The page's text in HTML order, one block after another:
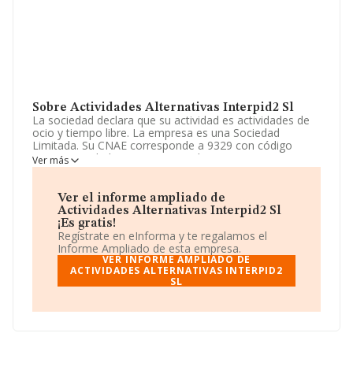
Sobre Actividades Alternativas Interpid2 Sl
La sociedad declara que su actividad es actividades de
ocio y tiempo libre. La empresa es una Sociedad
Limitada. Su CNAE corresponde a 9329 con código
'Otras actividades recreativas y de entretenimiento'. La
compañía no tiene actividad en mercados exteriores.
Su correo esinterpid2@yahoo.es.
La empresaActividades Alternativas Interpid2 S.L
NIF B84282524, está situada en Calle Juan Ramon
Jiménez núm. 4 4 4 A, (28232), en el municipio de Las
Rozas De Madrid, Madrid.
En base a la información de la que dispone INFORMA
asciende a 2.874 millones de euros y se calcula un
Ver más
Ver el informe ampliado de
Actividades Alternativas Interpid2 Sl
¡Es gratis!
Regístrate en eInforma y te regalamos el
Informe Ampliado de esta empresa.
VER INFORME AMPLIADO DE
ACTIVIDADES ALTERNATIVAS INTERPID2
SL